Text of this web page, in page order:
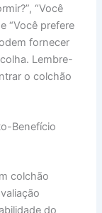
“Você
“Você prefere
fornecer
Lembre-
o colchão
Benefício
colchão
do